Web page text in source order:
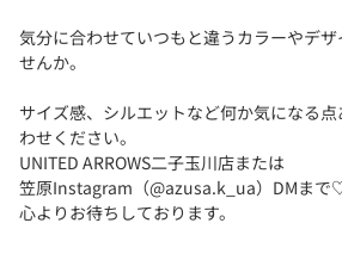
気分に合わせていつもと違うカラーやデ
せんか。
サイズ感、シルエットなど何か気になる
わせください。
UNITED ARROWS二子玉川店または
笠原Instagram（@azusa.k_ua）DMまで
心よりお待ちしております。